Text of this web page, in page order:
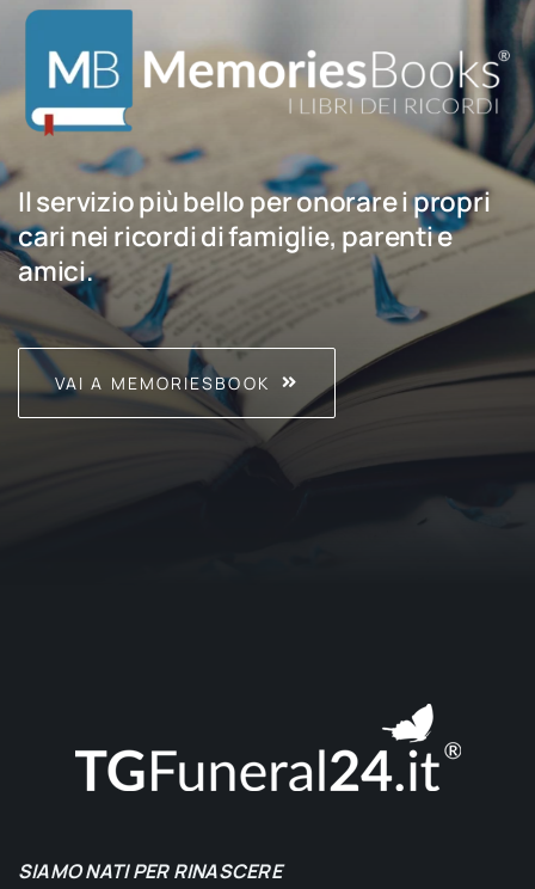
Il servizio più bello per onorare i propri
cari nei ricordi di famiglie, parenti e
amici.
VAI A MEMORIESBOOK
SIAMO NATI PER RINASCERE